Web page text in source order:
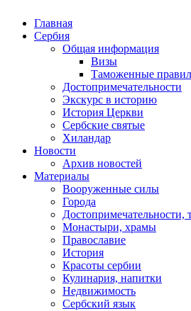
Главная
Сербия
Общая информация
Визы
Таможенные
Достопримечательности
Экскурс в историю
История Церкви
Сербские святые
Хиландар
Новости
Архив новостей
Материалы
Вооруженные силы
Города
Достопримечательности,
Монастыри, храмы
Православие
История
Красоты сербии
Кулинария, напитки
Недвижимость
Сербский язык